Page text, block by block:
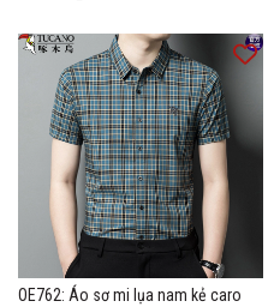
OE762: Áo sơ mi lụa nam kẻ caro